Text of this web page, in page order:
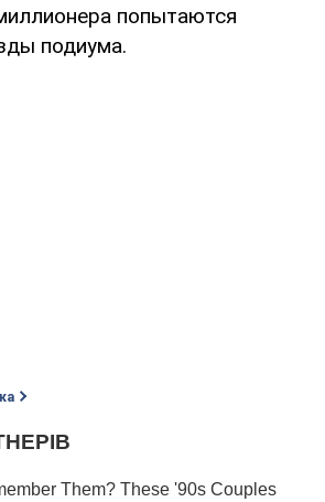
попытаются
подиума.